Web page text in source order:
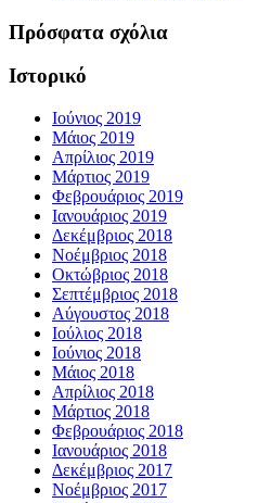
Πρόσφατα σχόλια
Ιστορικό
Ιούνιος 2019
Μάιος 2019
Απρίλιος 2019
Μάρτιος 2019
Φεβρουάριος 2019
Ιανουάριος 2019
Δεκέμβριος 2018
Νοέμβριος 2018
Οκτώβριος 2018
Σεπτέμβριος 2018
Αύγουστος 2018
Ιούλιος 2018
Ιούνιος 2018
Μάιος 2018
Απρίλιος 2018
Μάρτιος 2018
Φεβρουάριος 2018
Ιανουάριος 2018
Δεκέμβριος 2017
Νοέμβριος 2017